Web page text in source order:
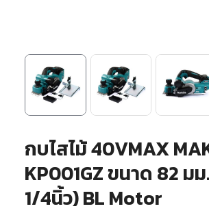
กบไสไม้ 40VMAX
KP001GZ ขนาด 82 ม
1/4นิ้ว) BL Motor